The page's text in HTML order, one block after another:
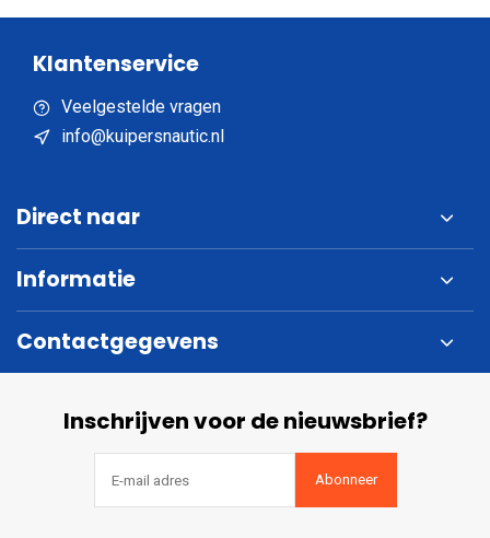
Klantenservice
Veelgestelde vragen
info@kuipersnautic.nl
Direct naar
Informatie
Contactgegevens
Inschrijven voor de nieuwsbrief?
Abonneer